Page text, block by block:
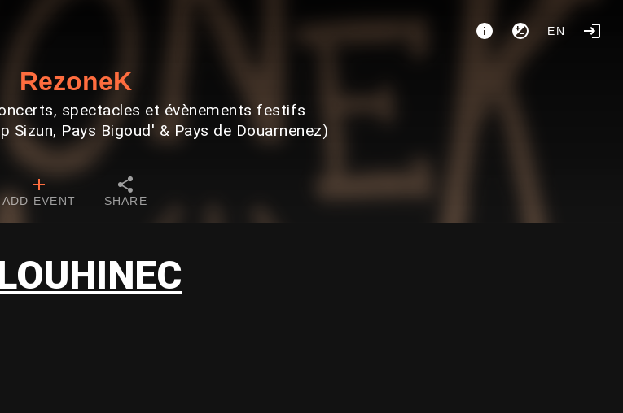
EN
RezoneK
spectacles et évènements festifs
Sizun, Pays Bigoud' & Pays de Douarnenez)
ADD EVENT SHARE